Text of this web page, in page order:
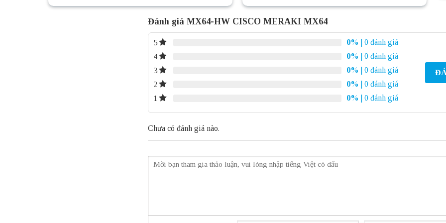
Đánh giá MX64-HW CISCO MERAKI MX64
5 0%
| 0 đánh giá
4
0%
| 0 đánh giá
3
0%
| 0 đánh giá
2
0%
| 0 đánh giá
1
0% | 0 đánh giá
Chưa có đánh giá nào.